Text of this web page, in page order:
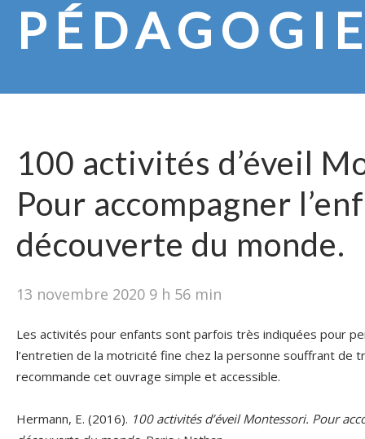
100 activités d’éveil
Pour accompagner
découverte du monde.
13 novembre 2020 9 h 56 min
Les activités pour enfants sont parfois très indiquées pour
l’entretien de la motricité fine chez la personne souffrant de
recommande cet ouvrage simple et accessible.
Hermann, E. (2016). 100 activités d’éveil Montessori. Pour